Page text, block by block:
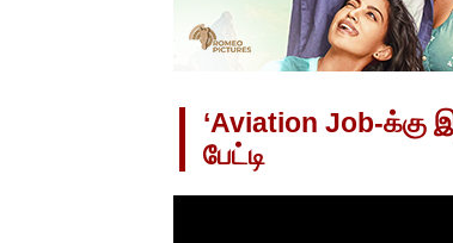
‘Aviation Job-க்கு
பேட்டி